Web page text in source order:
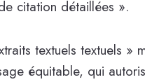
citation détaillées ».
textuels textuels
équitable, qui